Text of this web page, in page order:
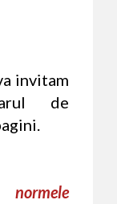
invitam
de